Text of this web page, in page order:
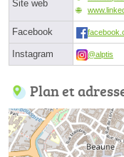
Site web
Facebook
Instagram @alptis
Plan et